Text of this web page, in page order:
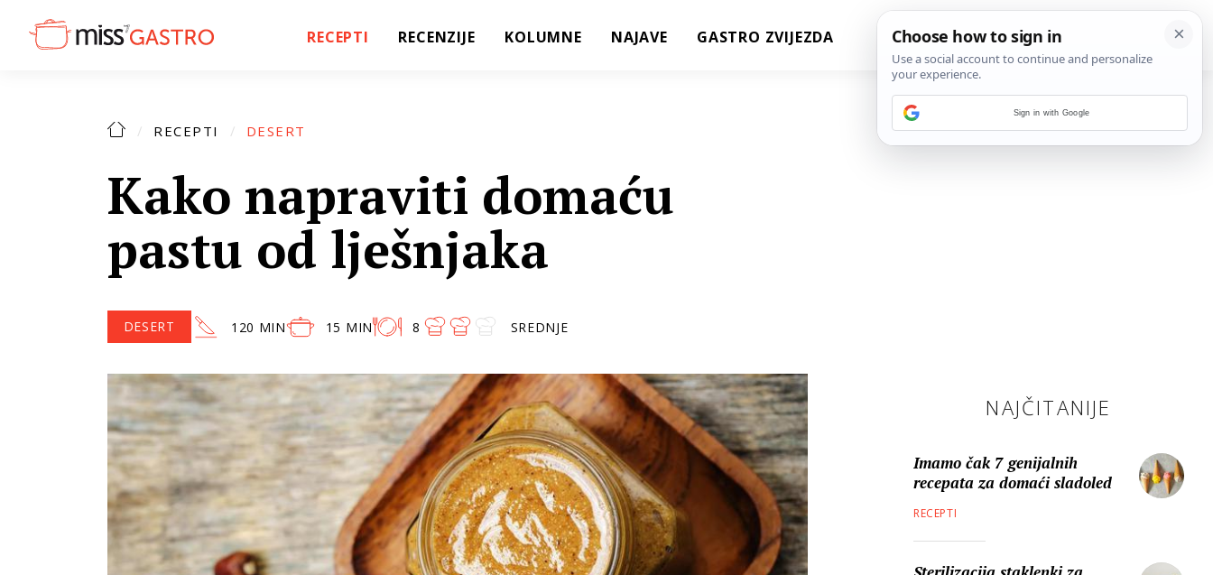
RECEPTI RECENZIJE KOLUMNE NAJAVE GASTRO ZVIJEZDA
RECEPTI DESERT
Kako napraviti domaću
pastu od lješnjaka
DESERT 120 MIN 15 MIN 8 SREDNJE
NAJČITANIJE
Imamo čak 7 genijalnih
recepata za domaći sladoled
RECEPTI
Sign in with Google